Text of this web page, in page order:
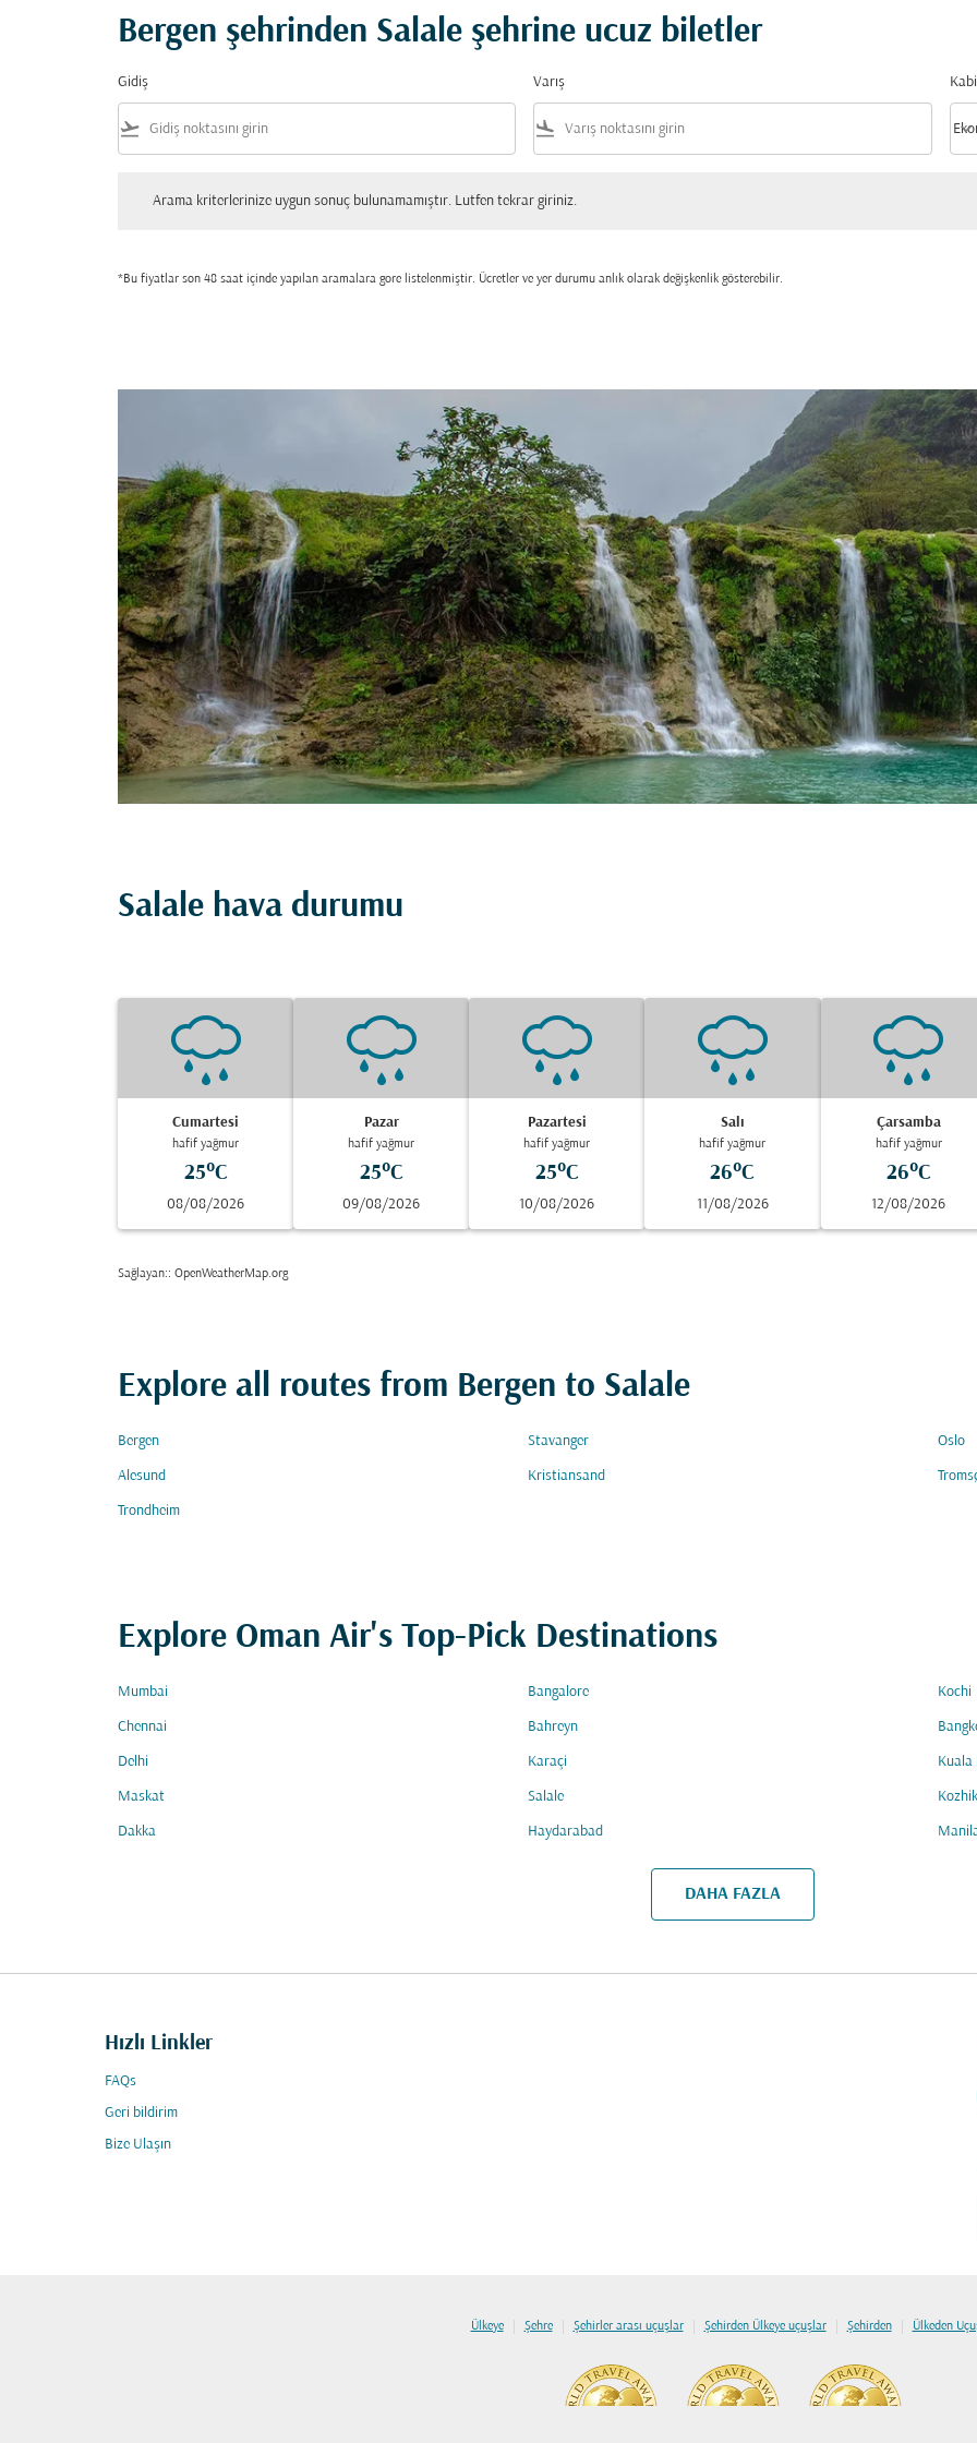
Bergen şehrinden Salale şehrine ucuz biletler
Gidiş
flight_takeoff
Varış
flight_land keyboard_arrow_down
Arama kriterlerinize uygun sonuç bulunamamıştır. Lutfen tekrar giriniz.
*Bu fiyatlar son 48 saat içinde yapılan aramalara gore listelenmiştir. Ücretler ve yer durumu anlık olarak değişkenlik gösterebilir.
Salale hava durumu
Cumartesi
hafif yağmur
25°C
08/08/2026
Pazar
hafif yağmur
25°C
09/08/2026
Pazartesi
hafif yağmur
25°C
10/08/2026
Salı
hafif yağmur
26°C
11/08/2026
Çarsamba
hafif yağmur
26°C
12/08/2026
Sağlayan:: OpenWeatherMap.org
Explore all routes from Bergen to Salale
Bergen Stavanger Oslo
Alesund Kristiansand
Trondheim
Explore Oman Air's Top-Pick Destinations
Mumbai Bangalore Kochi
Chennai Bahreyn
Delhi Karaçi Kuala
Maskat Salale
Dakka Haydarabad
DAHA FAZLA
Hızlı Linkler
FAQs
Geri bildirim
Bize Ulaşın
Ülkeye | Şehre | Şehirler arası uçuşlar | Şehirden Ülkeye uçuşlar | Şehirden | Ülkeden